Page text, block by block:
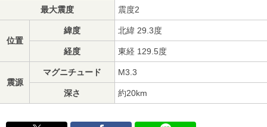
最大震度 震度2
位置
緯度 北緯 29.3度
経度 東経 129.5度
震源
マグニチュード M3.3
深さ 約20km